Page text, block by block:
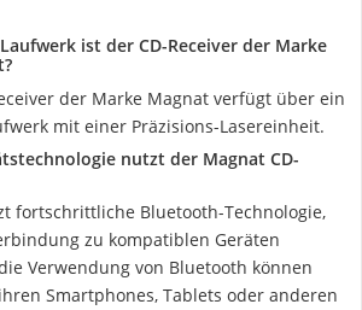
ist der CD-Receiver der Marke
der Marke Magnat verfügt über ein
mit einer Präzisions-Lasereinheit.
nutzt der Magnat CD-
fortschrittliche Bluetooth-Technologie,
zu kompatiblen Geräten
Verwendung von Bluetooth können
Smartphones, Tablets oder anderen